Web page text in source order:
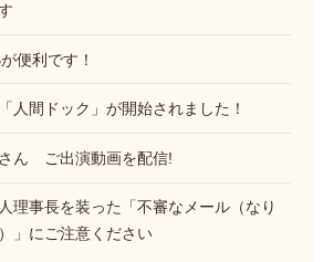
便利です！
人間ドック」が開始されました！
ん ご出演動画を配信!
理事長を装った「不審なメール（なり
」にご注意ください